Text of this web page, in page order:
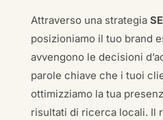
Attraverso una strategia
posizioniamo il tuo brand
avvengono le decisioni
parole chiave che i tuoi
ottimizziamo la tua
risultati di ricerca locali. Il